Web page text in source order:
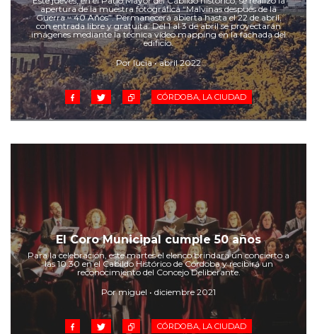
Cruz del Eje
Corredor de Ansenuza
La Carlota y zona
Laboulaye y sur
Bell Ville
Río Tercero
Despeñaderos
apertura de la muestra fotográfica “Malvinas después de la
Guerra – 40 Años”. Permanecerá abierta hasta el 22 de abril,
con entrada libre y gratuita. Del 1 al 3 de abril se proyectarán
imágenes mediante la técnica vídeo mapping en la fachada del
edificio.
Por lucia • abril 2022
CÓRDOBA, LA CIUDAD
El Coro Municipal cumple 50 años
Para la celebración, este martes el elenco brindará un concierto a
las 10.30 en el Cabildo Histórico de Córdoba y recibirá un
reconocimiento del Concejo Deliberante.
Por miguel • diciembre 2021
CÓRDOBA, LA CIUDAD